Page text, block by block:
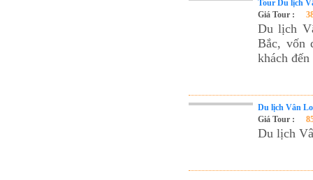
Tour Du lịch
Giá Tour :
Du lịch
Bắc, vốn
khách
Du lịch Vân
Giá Tour :
Du lịch